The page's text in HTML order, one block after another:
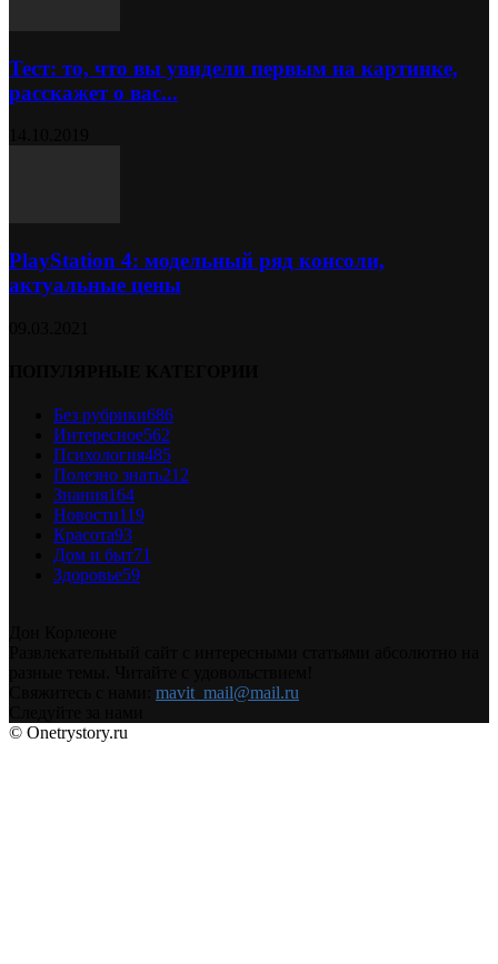
Тест: то, что вы увидели первым на картинке,
расскажет о вас...
PlayStation 4: модельный ряд консоли,
актуальные цены
Без рубрики686
Интересное562
Психология485
Полезно знать212
Знания164
Новости119
Красота93
Дом и быт71
Здоровье59
mavit_mail@mail.ru
© Onetrystory.ru